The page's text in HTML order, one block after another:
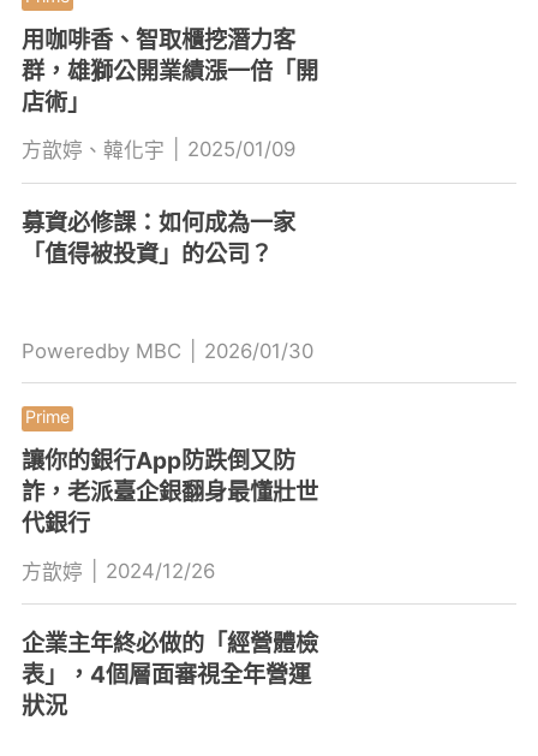
用咖啡香、智取櫃挖潛力客
群，雄獅公開業績漲一倍「開
店術」
方歆婷、韓化宇 2025/01/09
募資必修課：如何成為一家
「值得被投資」的公司？
Poweredby MBC 2026/01/30
讓你的銀行App防跌倒又防
詐，老派臺企銀翻身最懂壯世
代銀行
方歆婷 2024/12/26
企業主年終必做的「經營體檢
表」，4個層面審視全年營運
狀況